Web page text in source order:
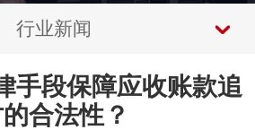
行业新闻
手段保障应收账款追
合法性？